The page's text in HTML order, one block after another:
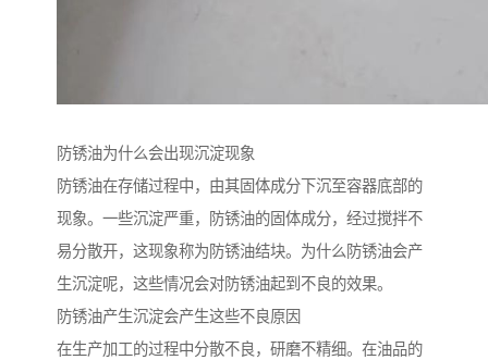
防锈油为什么会出现沉淀现象
防锈油在存储过程中，由其固体成分下沉至容器底部的
现象。一些沉淀严重，防锈油的固体成分，经过搅拌不
易分散开，这现象称为防锈油结块。为什么防锈油会产
生沉淀呢，这些情况会对防锈油起到不良的效果。
防锈油产生沉淀会产生这些不良原因
在生产加工的过程中分散不良，研磨不精细。在油品的